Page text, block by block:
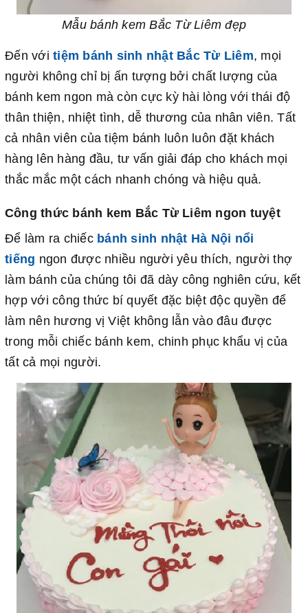
Mẫu bánh kem Bắc Từ Liêm đẹp
Đến với tiệm bánh sinh nhật Bắc Từ Liêm, mọi
người không chỉ bị ấn tượng bởi chất lượng của
bánh kem ngon mà còn cực kỳ hài lòng với thái độ
thân thiện, nhiệt tình, dễ thương của nhân viên. Tất
cả nhân viên của tiệm bánh luôn luôn đặt khách
hàng lên hàng đầu, tư vấn giải đáp cho khách mọi
thắc mắc một cách nhanh chóng và hiệu quả.
Công thức bánh kem Bắc Từ Liêm ngon tuyệt
Để làm ra chiếc bánh sinh nhật Hà Nội nổi
tiếng ngon được nhiều người yêu thích, người thợ
làm bánh của chúng tôi đã dày công nghiên cứu, kết
hợp với công thức bí quyết đặc biệt độc quyền để
làm nên hương vị Việt không lẫn vào đâu được
trong mỗi chiếc bánh kem, chinh phục khẩu vị của
tất cả mọi người.